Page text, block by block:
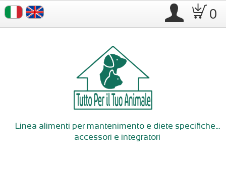
D 0
.
Linea alimenti per mantenimento e diete specifiche...
accessori e integratori